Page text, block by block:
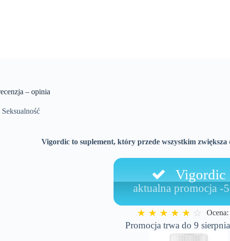
– opinia
Seksualność
Vigordic to suplement, który przede wszystkim zwiększa
Vigordic
aktualna promocja -
★ ★ ★ ★ ★ ☆
Promocja trwa do 9